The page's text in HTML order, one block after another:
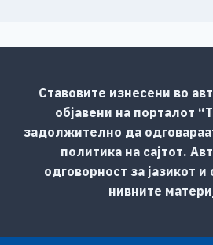
Ставовите изнесени во
објавени на порталот
задолжително да
политика на сајтот.
одговорност за јазикот
нивните